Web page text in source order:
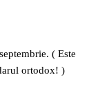
( Este
ortodox! )